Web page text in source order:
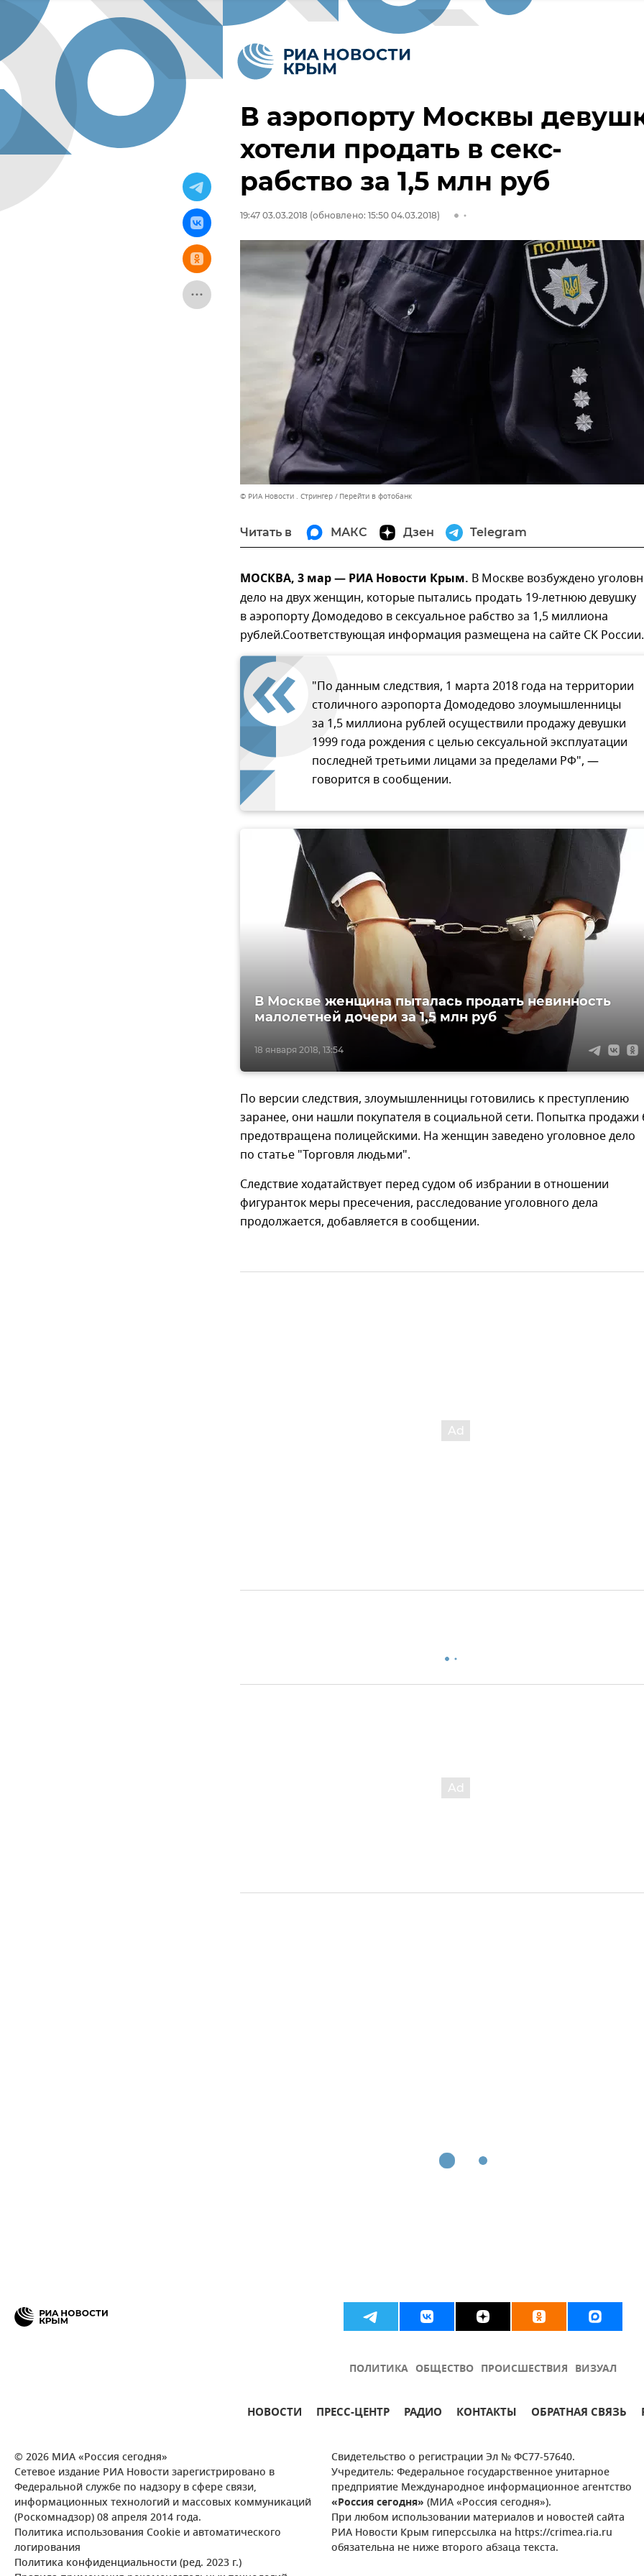
В аэропорту Москвы
хотели продать в секс-
рабство за 1,5 млн руб
19:47 03.03.2018 (обновлено: 15:50 04.03.2018)
© РИА Новости . Стрингер Перейти в фотобанк
Читать в МАКС Дзен Telegram
МОСКВА, 3 мар — РИА Новости Крым. В Москве возбуждено
дело на двух женщин, которые пытались продать 19-летнюю девушку
в аэропорту Домодедово в сексуальное рабство за 1,5 миллиона
рублей.Соответствующая информация размещена на сайте СК России.
"По данным следствия, 1 марта 2018 года на территории
столичного аэропорта Домодедово злоумышленницы
за 1,5 миллиона рублей осуществили продажу девушки
1999 года рождения с целью сексуальной эксплуатации
последней третьими лицами за пределами РФ", —
говорится в сообщении.
18 января 2018, 13:54
В Москве женщина пыталась продать невинность
малолетней дочери за 1,5 млн руб
По версии следствия, злоумышленницы готовились к преступлению
заранее, они нашли покупателя в социальной сети. Попытка продажи
предотвращена полицейскими. На женщин заведено уголовное дело
по статье "Торговля людьми".
Следствие ходатайствует перед судом об избрании в отношении
фигуранток меры пресечения, расследование уголовного дела
продолжается, добавляется в сообщении.
ПОЛИТИКА ОБЩЕСТВО ПРОИСШЕСТВИЯ ВИЗУАЛ
НОВОСТИ ПРЕСС-ЦЕНТР РАДИО КОНТАКТЫ ОБРАТНАЯ СВЯЗЬ
© 2026 МИА «Россия сегодня»
Сетевое издание РИА Новости зарегистрировано в
Федеральной службе по надзору в сфере связи,
информационных технологий и массовых коммуникаций
(Роскомнадзор) 08 апреля 2014 года.
Политика использования Cookie и автоматического
логирования
Политика конфиденциальности (ред. 2023 г.)
Свидетельство о регистрации Эл № ФС77-57640.
Учредитель: Федеральное государственное унитарное
предприятие Международное информационное агентство
«Россия сегодня» (МИА «Россия сегодня»).
При любом использовании материалов и новостей сайта
РИА Новости Крым гиперссылка на https://crimea.ria.ru
обязательна не ниже второго абзаца текста.